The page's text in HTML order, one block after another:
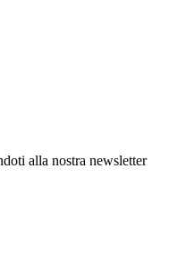
alla nostra newsletter